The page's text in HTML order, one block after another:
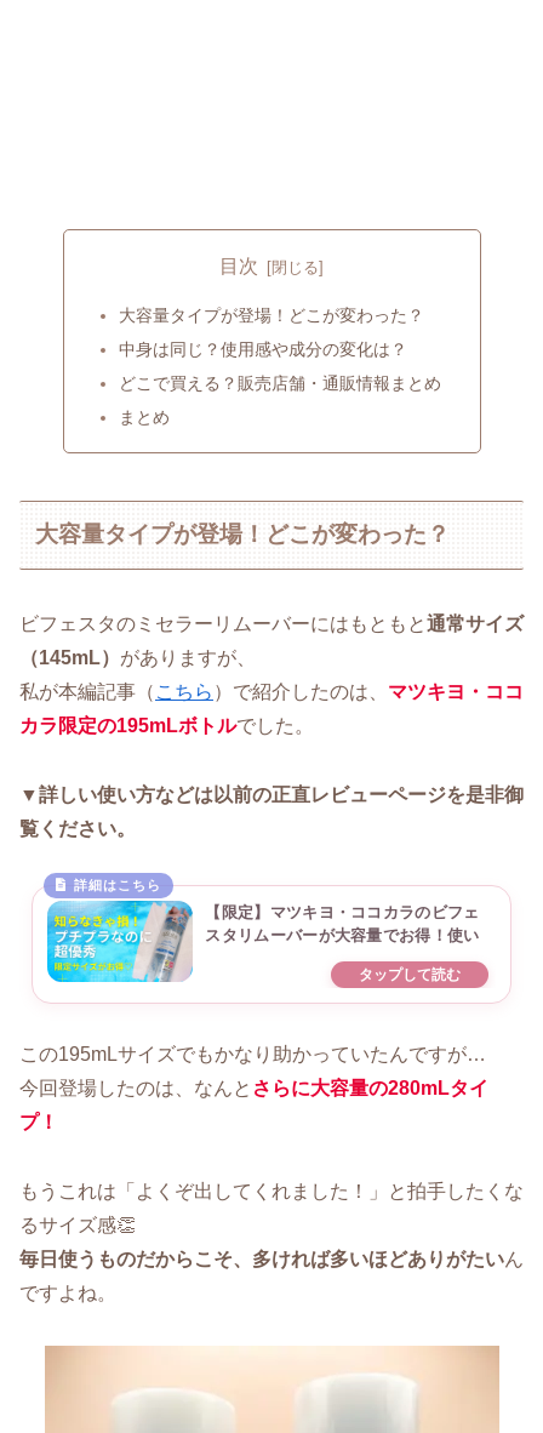
目次
大容量タイプが登場！どこが変わった？
中身は同じ？使用感や成分の変化は？
どこで買える？販売店舗・通販情報まとめ
まとめ
大容量タイプが登場！どこが変わった？
ビフェスタのミセラーリムーバーにはもともと通常サイズ
（145mL） がありますが、
私が本編記事（ こちら ）で紹介したのは、 マツキヨ・ココ
カラ限定の195mLボトルでした。
▼詳しい使い方などは以前の正直レビューページを是非御
覧ください。
【限定】マツキヨ・ココカラのビフェ
スタリムーバーが大容量でお得！使い
この195mLサイズでもかなり助かっていたんですが…
今回登場したのは、なんと さらに大容量の280mLタイ
プ！
もうこれは「よくぞ出してくれました！」と拍手したくな
るサイズ感👏
毎日使うものだからこそ、多ければ多いほどありがたいん
ですよね。